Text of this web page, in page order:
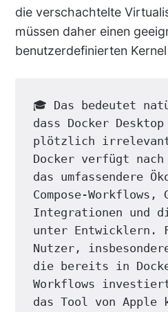
die verschachtelte
müssen daher einen
benutzerdefinierten
🎓 Das bedeutet
dass Docker Desktop
plötzlich
Docker verfügt
das umfassendere
Compose-Workflows,
Integrationen und
unter Entwicklern.
Nutzer,
die bereits in
Workflows
das Tool von